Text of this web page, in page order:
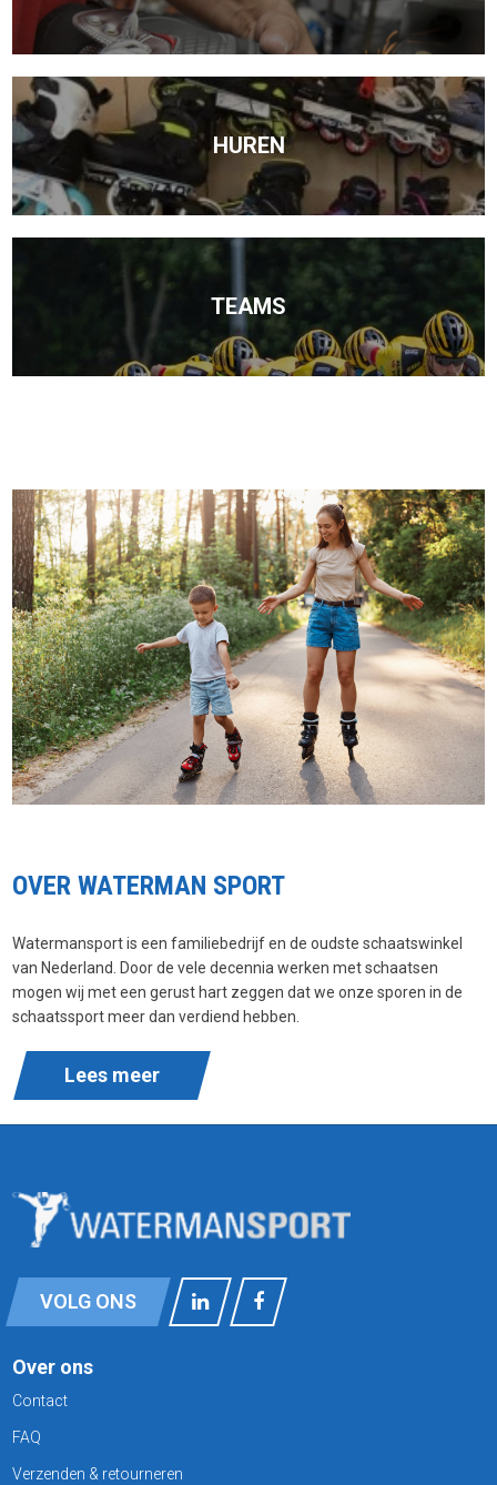
HUREN
TEAMS
OVER WATERMAN SPORT
Watermansport is een familiebedrijf en de oudste schaatswinkel
van Nederland. Door de vele decennia werken met schaatsen
mogen wij met een gerust hart zeggen dat we onze sporen in de
schaatssport meer dan verdiend hebben.
Lees meer
VOLG ONS
Over ons
Contact
FAQ
Verzenden & retourneren